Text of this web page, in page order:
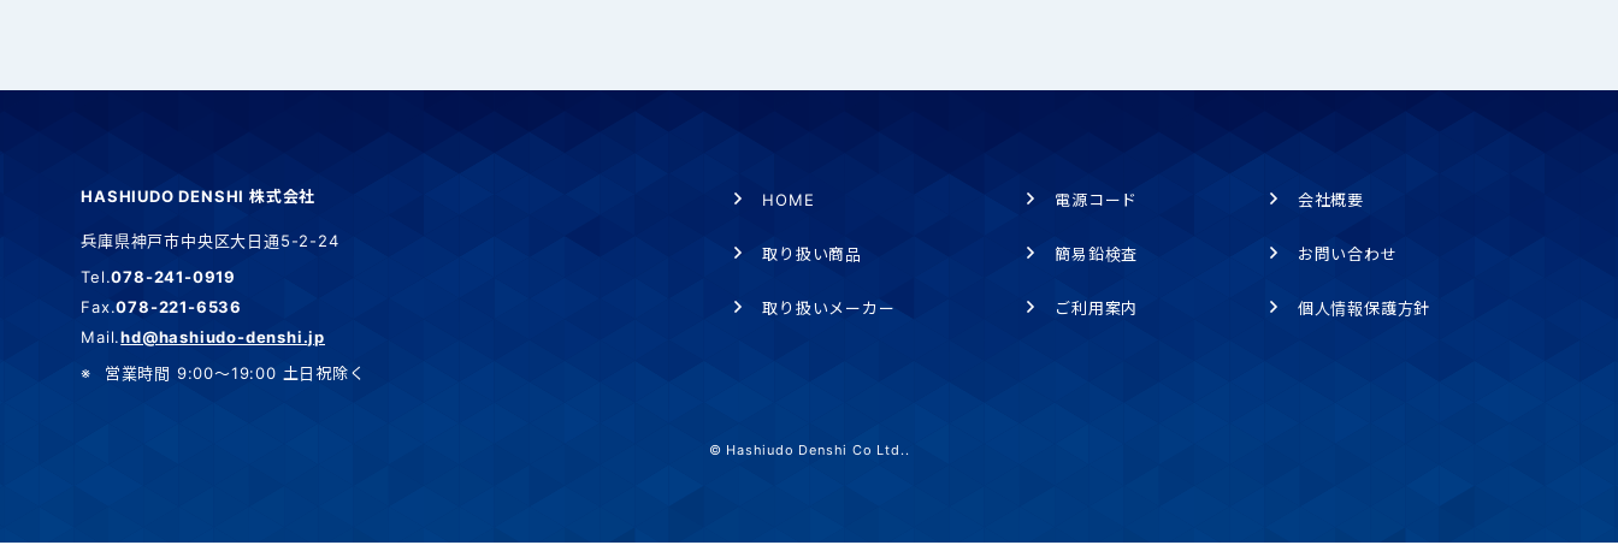
HASHIUDO DENSHI 株式会社
兵庫県神戸市中央区大日通5-2-24
Tel.078-241-0919
Fax.078-221-6536
Mail.hd@hashiudo-denshi.jp
営業時間 9:00～19:00 土日祝除く
HOME
取り扱い商品
取り扱いメーカー
電源コード
簡易鉛検査
ご利用案内
会社概要
お問い合わせ
個人情報保護方針
© Hashiudo Denshi Co Ltd..